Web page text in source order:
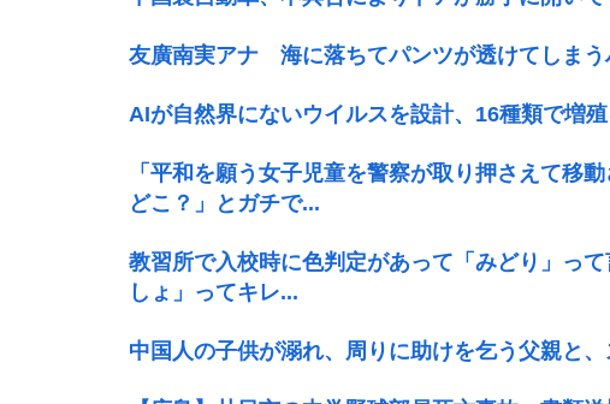
友廣南実アナ 海に落ちてパンツが透けてしまう
AIが自然界にないウイルスを設計、16種類で増
「平和を願う女子児童を警察が取り押さえて
どこ？」とガチで...
教習所で入校時に色判定があって「みどり」っ
しょ」ってキレ...
中国人の子供が溺れ、周りに助けを乞う父親と